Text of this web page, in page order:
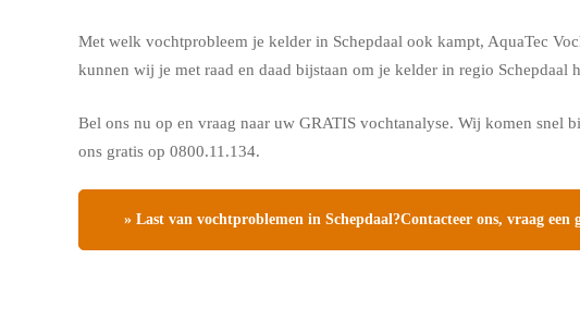
Met welk vochtprobleem je kelder in Schepdaal ook kampt, AquaTec
kunnen wij je met raad en daad bijstaan om je kelder in regio Schepdaal
Bel ons nu op en vraag naar uw GRATIS vochtanalyse. Wij komen snel
ons gratis op 0800.11.134.
» Last van vochtproblemen in Schepdaal?Contacteer ons, vraag een